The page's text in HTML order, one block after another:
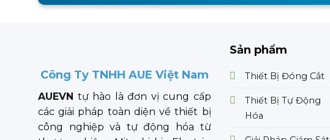
Công Ty TNHH AUE Việt Nam
AUEVN tự hào là đơn vị cung cấp
các giải pháp toàn diện về thiết bị
công nghiệp và tự động hóa từ
Sản phẩm
Thiết Bị Đóng Cắt
Thiết Bị Tự Động
Hóa